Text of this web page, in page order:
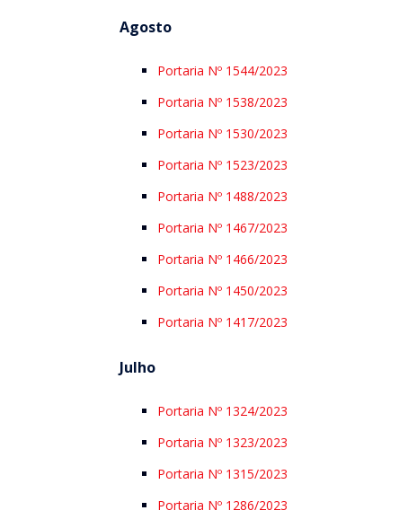
Agosto
Portaria Nº 1544/2023
Portaria Nº 1538/2023
Portaria Nº 1530/2023
Portaria Nº 1523/2023
Portaria Nº 1488/2023
Portaria Nº 1467/2023
Portaria Nº 1466/2023
Portaria Nº 1450/2023
Portaria Nº 1417/2023
Julho
Portaria Nº 1324/2023
Portaria Nº 1323/2023
Portaria Nº 1315/2023
Portaria Nº 1286/2023